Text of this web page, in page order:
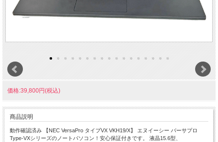
価格:39,800円(税込)
商品説明
動作確認済み 【NEC VersaPro タイプVX VKH19/X】 エヌイーシー バーサプロ
Type-VXシリーズのノートパソコン！安心保証付きです。 液晶15.6型、